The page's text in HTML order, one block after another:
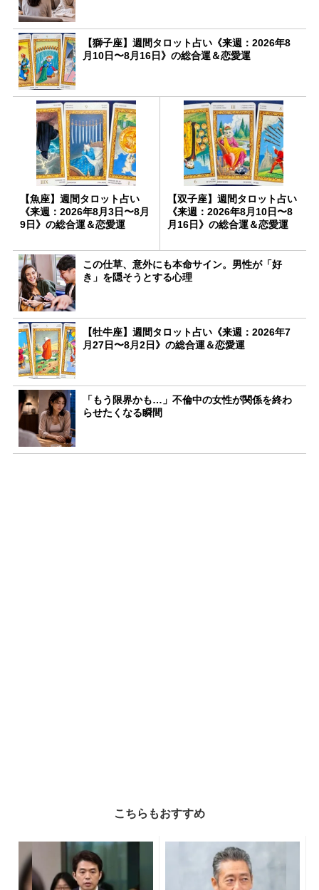
【獅子座】週間タロット占い《来週：2026年8
月10日〜8月16日》の総合運＆恋愛運
【魚座】週間タロット占い
《来週：2026年8月3日〜8月
9日》の総合運＆恋愛運
【双子座】週間タロット占い
《来週：2026年8月10日〜8
月16日》の総合運＆恋愛運
この仕草、意外にも本命サイン。男性が「好
き」を隠そうとする心理
【牡牛座】週間タロット占い《来週：2026年7
月27日〜8月2日》の総合運＆恋愛運
「もう限界かも…」不倫中の女性が関係を終わ
らせたくなる瞬間
こちらもおすすめ